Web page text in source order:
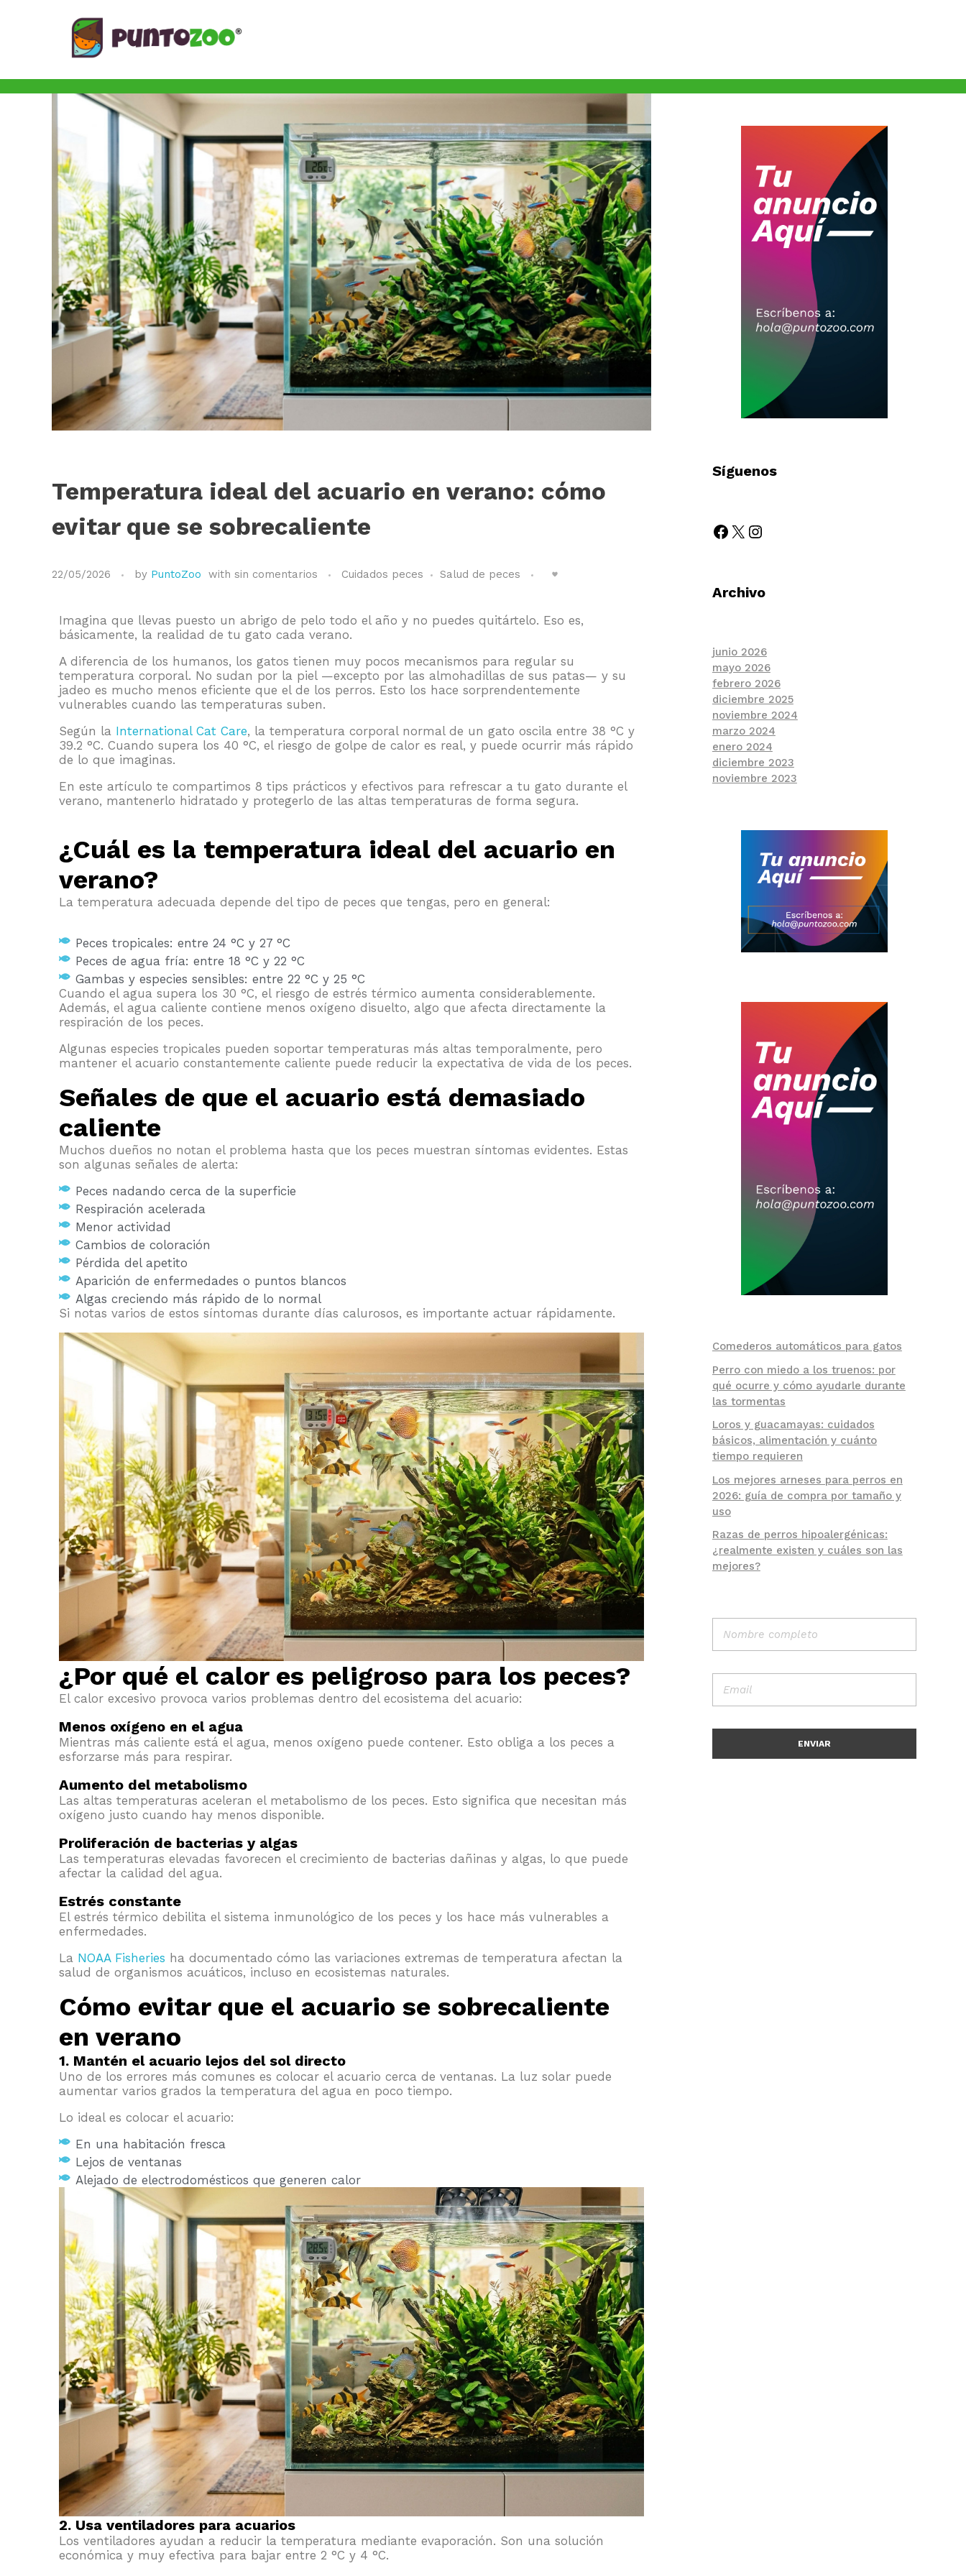
Temperatura ideal del acuario en verano: cómo
evitar que se sobrecaliente
22/05/2026 by PuntoZoo with sin comentarios Cuidados peces Salud de peces
Imagina que llevas puesto un abrigo de pelo todo el año y no puedes quitártelo. Eso es,
básicamente, la realidad de tu gato cada verano.
A diferencia de los humanos, los gatos tienen muy pocos mecanismos para regular su
temperatura corporal. No sudan por la piel —excepto por las almohadillas de sus patas— y su
jadeo es mucho menos eficiente que el de los perros. Esto los hace sorprendentemente
vulnerables cuando las temperaturas suben.
Según la International Cat Care, la temperatura corporal normal de un gato oscila entre 38 °C y
39.2 °C. Cuando supera los 40 °C, el riesgo de golpe de calor es real, y puede ocurrir más rápido
de lo que imaginas.
En este artículo te compartimos 8 tips prácticos y efectivos para refrescar a tu gato durante el
verano, mantenerlo hidratado y protegerlo de las altas temperaturas de forma segura.
¿Cuál es la temperatura ideal del acuario en
verano?
La temperatura adecuada depende del tipo de peces que tengas, pero en general:
Peces tropicales: entre 24 °C y 27 °C
Peces de agua fría: entre 18 °C y 22 °C
Gambas y especies sensibles: entre 22 °C y 25 °C
Cuando el agua supera los 30 °C, el riesgo de estrés térmico aumenta considerablemente.
Además, el agua caliente contiene menos oxígeno disuelto, algo que afecta directamente la
respiración de los peces.
Algunas especies tropicales pueden soportar temperaturas más altas temporalmente, pero
mantener el acuario constantemente caliente puede reducir la expectativa de vida de los peces.
Señales de que el acuario está demasiado
caliente
Muchos dueños no notan el problema hasta que los peces muestran síntomas evidentes. Estas
son algunas señales de alerta:
Peces nadando cerca de la superficie
Respiración acelerada
Menor actividad
Cambios de coloración
Pérdida del apetito
Aparición de enfermedades o puntos blancos
Algas creciendo más rápido de lo normal
Si notas varios de estos síntomas durante días calurosos, es importante actuar rápidamente.
¿Por qué el calor es peligroso para los peces?
El calor excesivo provoca varios problemas dentro del ecosistema del acuario:
Menos oxígeno en el agua
Mientras más caliente está el agua, menos oxígeno puede contener. Esto obliga a los peces a
esforzarse más para respirar.
Aumento del metabolismo
Las altas temperaturas aceleran el metabolismo de los peces. Esto significa que necesitan más
oxígeno justo cuando hay menos disponible.
Proliferación de bacterias y algas
Las temperaturas elevadas favorecen el crecimiento de bacterias dañinas y algas, lo que puede
afectar la calidad del agua.
Estrés constante
El estrés térmico debilita el sistema inmunológico de los peces y los hace más vulnerables a
enfermedades.
La NOAA Fisheries ha documentado cómo las variaciones extremas de temperatura afectan la
salud de organismos acuáticos, incluso en ecosistemas naturales.
Cómo evitar que el acuario se sobrecaliente
en verano
1. Mantén el acuario lejos del sol directo
Uno de los errores más comunes es colocar el acuario cerca de ventanas. La luz solar puede
aumentar varios grados la temperatura del agua en poco tiempo.
Lo ideal es colocar el acuario:
En una habitación fresca
Lejos de ventanas
Alejado de electrodomésticos que generen calor
2. Usa ventiladores para acuarios
Los ventiladores ayudan a reducir la temperatura mediante evaporación. Son una solución
económica y muy efectiva para bajar entre 2 °C y 4 °C.
Síguenos
Archivo
junio 2026
mayo 2026
febrero 2026
diciembre 2025
noviembre 2024
marzo 2024
enero 2024
diciembre 2023
noviembre 2023
Comederos automáticos para gatos
Perro con miedo a los truenos: por
qué ocurre y cómo ayudarle durante
las tormentas
Loros y guacamayas: cuidados
básicos, alimentación y cuánto
tiempo requieren
Los mejores arneses para perros en
2026: guía de compra por tamaño y
uso
Razas de perros hipoalergénicas:
¿realmente existen y cuáles son las
mejores?